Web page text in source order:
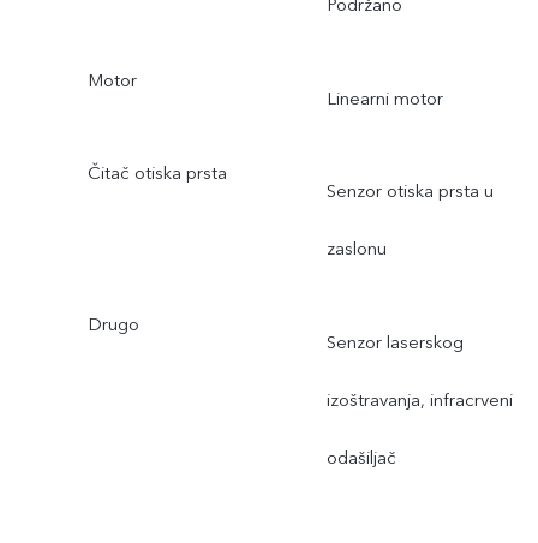
Motor
Linearni motor
Čitač otiska prsta
Senzor otiska prsta u
zaslonu
Drugo
Senzor laserskog
izoštravanja, infracrveni
odašiljač